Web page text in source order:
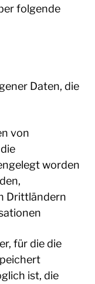
folgende
Daten, die
von
worden
Drittländern
für die die
ist, die